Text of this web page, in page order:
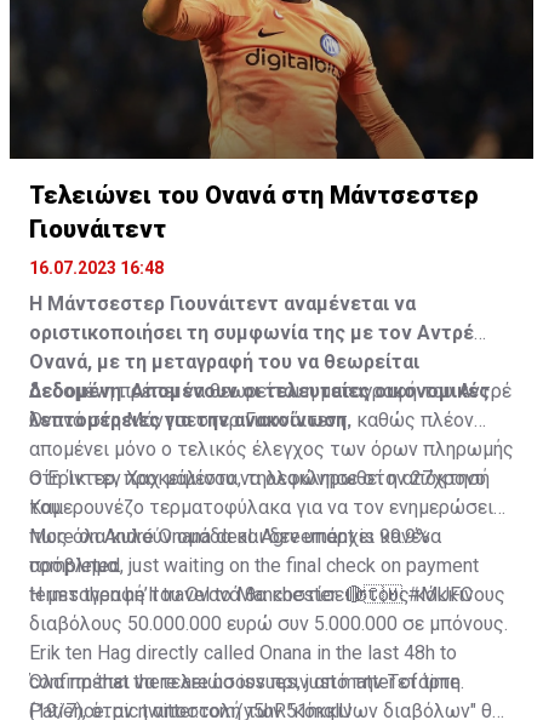
Τελειώνει του Ονανά στη Μάντσεστερ
Γιουνάιτεντ
16.07.2023 16:48
Η Μάντσεστερ Γιουνάιτεντ αναμένεται να
οριστικοποιήσει τη συμφωνία της με τον Αντρέ
Ονανά, με τη μεταγραφή του να θεωρείται
δεδομένη. Απομένουν οι τελευταίες οικονομικές
λεπτομέρειες για την ανακοίνωση.
Δεδομένη πρέπει να θεωρείται η μεταγραφή του Αντρέ
Ονανά στη Μάντσεστερ Γιουνάιτεντ, καθώς πλέον
απομένει μόνο ο τελικός έλεγχος των όρων πληρωμής
στη Ίντερ, προκειμένου να ολοκληρωθεί η απόκτησή
του.
Ο Έρικ τεν Χαχ μάλιστα, τηλεφώνησε στον 27χρονο
Καμερουνέζο τερματοφύλακα για να τον ενημερώσει
πως όλα κυλούν ομάδα και δεν υπάρχει κανένα
πρόβλημα.
More on André Onana deal. Agreement is 99.9%
completed, just waiting on the final check on payment
terms then he’ll travel to Manchester. 🔴🇨🇲#MUFC
Erik ten Hag directly called Onana in the last 48h to
confirm that there are no issues, just matter of time.
Patience.pic.twitter.com/y5hR51mqlU
Η μεταγραφή του Ονανά θα κοστίσει στους κόκκινους
διαβόλους 50.000.000 ευρώ συν 5.000.000 σε μπόνους.
Όλα πρέπει να τελειώσουν πριν από την Τετάρτη
(19/7), όταν η αποστολή των "κόκκινων διαβόλων" θα